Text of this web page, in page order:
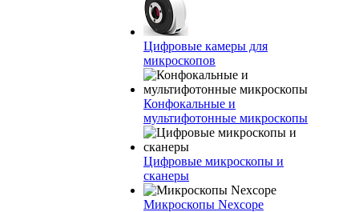
Цифровые камеры для
микроскопов
Конфокальные и
мультифотонные микроскопы
Цифровые микроскопы и
сканеры
Микроскопы Nexcope